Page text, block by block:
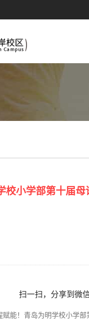
小学部第十届母
扫一扫，分享到微